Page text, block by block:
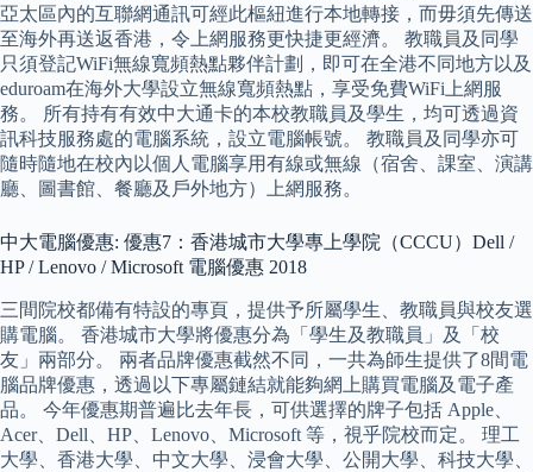
亞太區內的互聯網通訊可經此樞紐進行本地轉接，而毋須先傳送
至海外再送返香港，令上網服務更快捷更經濟。 教職員及同學
只須登記WiFi無線寬頻熱點夥伴計劃，即可在全港不同地方以及
eduroam在海外大學設立無線寬頻熱點，享受免費WiFi上網服
務。 所有持有有效中大通卡的本校教職員及學生，均可透過資
訊科技服務處的電腦系統，設立電腦帳號。 教職員及同學亦可
隨時隨地在校內以個人電腦享用有線或無線（宿舍、課室、演講
廳、圖書館、餐廳及戶外地方）上網服務。
中大電腦優惠: 優惠7：香港城市大學專上學院（CCCU）Dell /
HP / Lenovo / Microsoft 電腦優惠 2018
三間院校都備有特設的專頁，提供予所屬學生、教職員與校友選
購電腦。 香港城市大學將優惠分為「學生及教職員」及「校
友」兩部分。 兩者品牌優惠截然不同，一共為師生提供了8間電
腦品牌優惠，透過以下專屬鏈結就能夠網上購買電腦及電子產
品。 今年優惠期普遍比去年長，可供選擇的牌子包括 Apple、
Acer、Dell、HP、Lenovo、Microsoft 等，視乎院校而定。 理工
大學、香港大學、中文大學、浸會大學、公開大學、科技大學、